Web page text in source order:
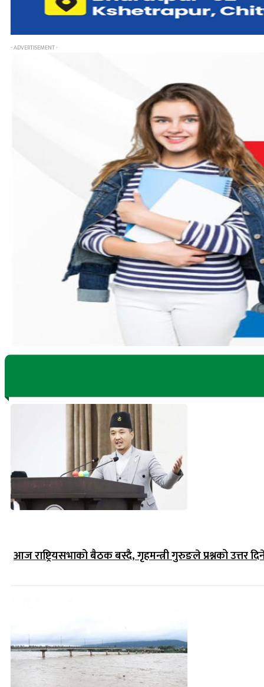
- ADVERTISEMENT -
आज राष्ट्रियसभाको बैठक बस्दै, गृहमन्त्री गुरुङले प्रश्नको उत्तर